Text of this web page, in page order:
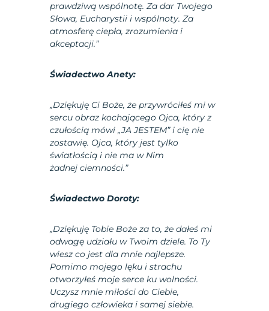
prawdziwą wspólnotę. Za dar Twojego
Słowa, Eucharystii i wspólnoty. Za
atmosferę ciepła, zrozumienia i
akceptacji.”
Świadectwo Anety:
„Dziękuję Ci Boże, że przywróciłeś mi w
sercu obraz kochającego Ojca, który z
czułością mówi „JA JESTEM” i cię nie
zostawię. Ojca, który jest tylko
światłością i nie ma w Nim
żadnej ciemności.”
Świadectwo Doroty:
„Dziękuję Tobie Boże za to, że dałeś mi
odwagę udziału w Twoim dziele. To Ty
wiesz co jest dla mnie najlepsze.
Pomimo mojego lęku i strachu
otworzyłeś moje serce ku wolności.
Uczysz mnie miłości do Ciebie,
drugiego człowieka i samej siebie.